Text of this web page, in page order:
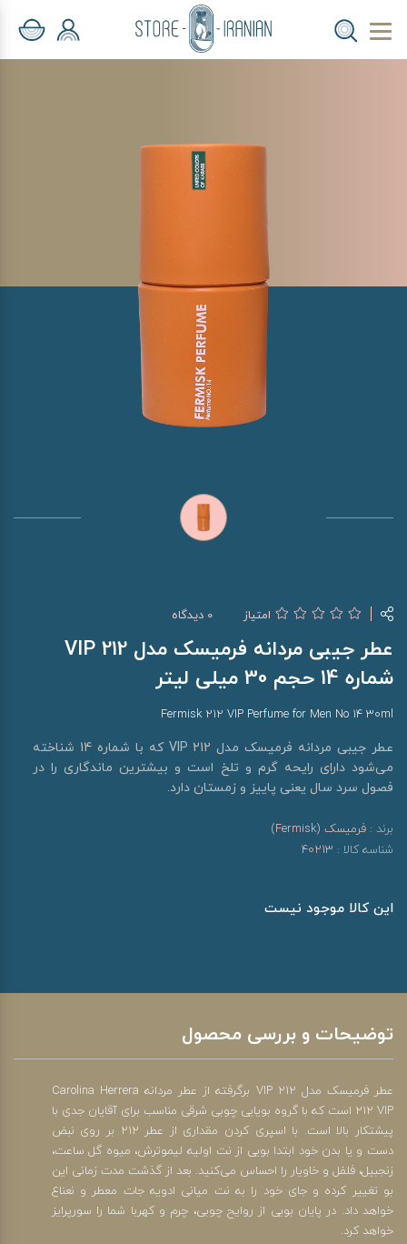
امتیاز 0 دیدگاه
عطر جیبی مردانه فرمیسک مدل 212 VIP
شماره 14 حجم 30 میلی لیتر
Fermisk 212 VIP Perfume for Men No 14 30ml
عطر جیبی مردانه فرمیسک مدل 212 VIP که با شماره 14 شناخته
می‌شود دارای رایحه گرم و تلخ است و بیشترین ماندگاری را در
فصول سرد سال یعنی پاییز و زمستان دارد.
برند : فرمیسک (Fermisk)
شناسه کالا : 40213
این کالا موجود نیست
توضیحات و بررسی محصول
عطر فرمیسک مدل 212 VIP برگرفته از عطر مردانه Carolina Herrera
212 VIP است که با گروه بویایی چوبی شرقی مناسب برای آقایان جدی با
پیشتکار بالا است. با اسپری کردن مقداری از عطر 212 بر روی نبض
دست و یا بدن خود ابتدا بویی از نت اولیه لیموترش، میوه گل ساعت،
زنجبیل، فلفل و خاویار را احساس می‌کنید. بعد از گذشت مدت زمانی این
بو تغییر کرده و جای خود را به نت میانی ادویه جات معطر و نعناع
خواهد داد. در پایان بویی از روایح چوبی، چرم و کهربا شما را سورپرایز
خواهد کرد.